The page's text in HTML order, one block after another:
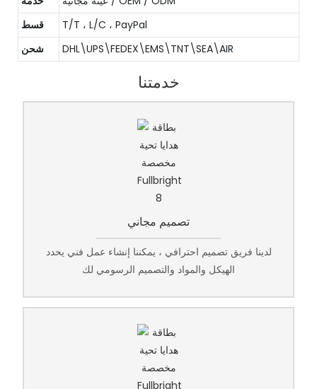
قسط
T/T ، L/C ، PayPal
شحن
DHL\UPS\FEDEX\EMS\TNT\SEA\AIR
خدمتنا
تصميم مجاني
لدينا فريق تصميم احترافي ، يمكننا إنشاء عمل فني يحدد
الهيكل والمواد والتصميم الرسومي لك